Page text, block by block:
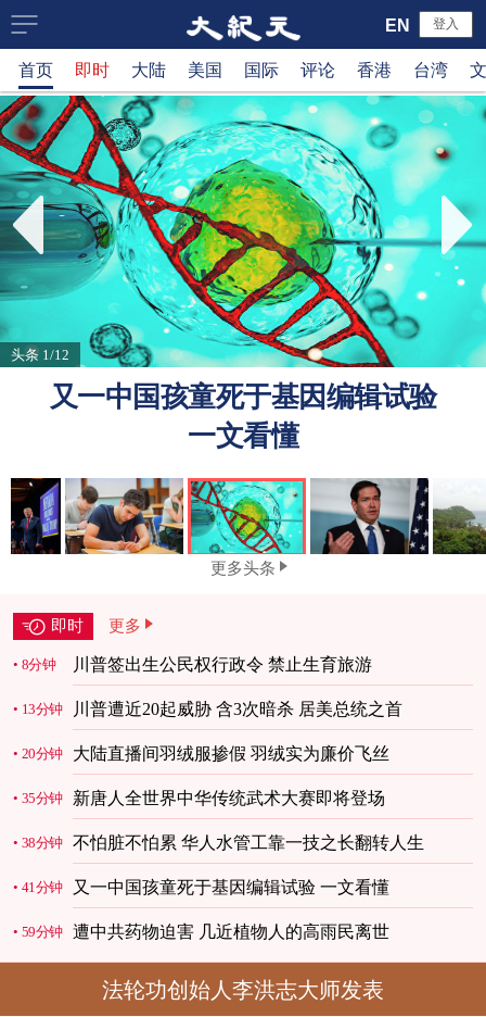
大
纪
元
新
闻
网
登入
EN
首页 即时 大陆 美国 国际 评论 香港 台湾
头条 1/12
又一中国孩童死于基因编辑试验
一文看懂
更多头条
即时 更多
8分钟 川普签出生公民权行政令 禁止生育旅游
13分钟 川普遭近20起威胁 含3次暗杀 居美总统之首
20分钟 大陆直播间羽绒服掺假 羽绒实为廉价飞丝
35分钟 新唐人全世界中华传统武术大赛即将登场
38分钟 不怕脏不怕累 华人水管工靠一技之长翻转人生
41分钟 又一中国孩童死于基因编辑试验 一文看懂
59分钟 遭中共药物迫害 几近植物人的高雨民离世
法轮功创始人李洪志大师发表